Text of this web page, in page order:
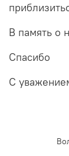
В память о
Спасибо
С